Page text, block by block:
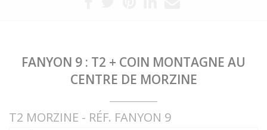
FANYON 9 : T2 + COIN MONTAGNE AU
CENTRE DE MORZINE
T2 MORZINE - RÉF. FANYON 9